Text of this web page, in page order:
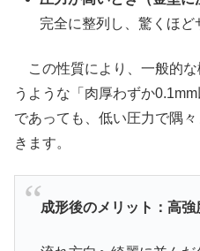
完全に整列し、驚くほ
この性質により、一般的な
うような「肉厚わずか
であっても、低い圧力で隅
きます。
成形後のメリット：高強